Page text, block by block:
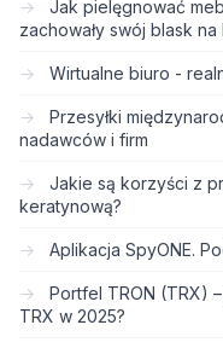
Jak pielęgnować
zachowały swój blask na
Wirtualne biuro -
Przesyłki
nadawców i firm
Jakie są korzyści z
keratynową?
Aplikacja SpyONE.
Portfel TRON (TRX)
TRX w 2025?